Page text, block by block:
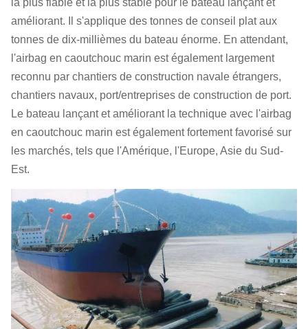
la plus fiable et la plus stable pour le bateau lançant et
améliorant. Il s'applique des tonnes de conseil plat aux
tonnes de dix-millièmes du bateau énorme. En attendant,
l'airbag en caoutchouc marin est également largement
reconnu par chantiers de construction navale étrangers,
chantiers navaux, port/entreprises de construction de port.
Le bateau lançant et améliorant la technique avec l'airbag
en caoutchouc marin est également fortement favorisé sur
les marchés, tels que l'Amérique, l'Europe, Asie du Sud-
Est.